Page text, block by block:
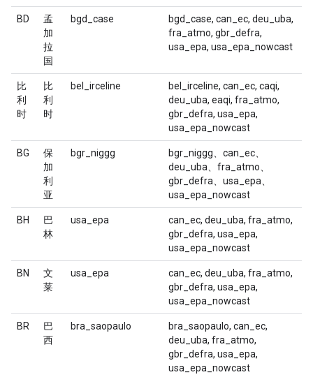
BD
孟
加
拉
国
bgd_case
bgd_case, can_ec, deu_uba,
fra_atmo, gbr_defra,
usa_epa, usa_epa_nowcast
比
利
时
比
利
时
bel_irceline
bel_irceline, can_ec, caqi,
deu_uba, eaqi, fra_atmo,
gbr_defra, usa_epa,
usa_epa_nowcast
BG
保
加
利
亚
bgr_niggg
bgr_niggg、can_ec、
deu_uba、fra_atmo、
gbr_defra、usa_epa、
usa_epa_nowcast
BH
巴
林
usa_epa
can_ec, deu_uba, fra_atmo,
gbr_defra, usa_epa,
usa_epa_nowcast
BN
文
莱
usa_epa
can_ec, deu_uba, fra_atmo,
gbr_defra, usa_epa,
usa_epa_nowcast
BR
巴
西
bra_saopaulo
bra_saopaulo, can_ec,
deu_uba, fra_atmo,
gbr_defra, usa_epa,
usa_epa_nowcast